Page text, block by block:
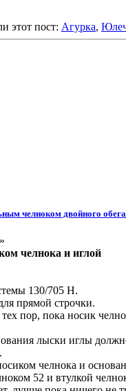
этот пост: Агурка,
челноком двойного
челнока и иглой
130/705 Н.
прямой строчки.
пор, пока носик
лыски иглы
челнока и
52 и втулкой